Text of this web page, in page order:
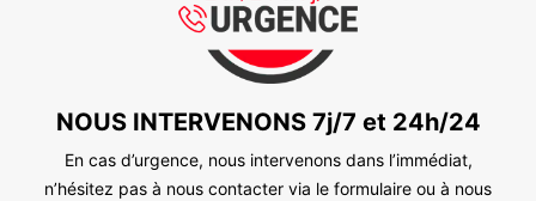
NOUS INTERVENONS 7j/7 et 24h/24
En cas d’urgence, nous intervenons dans l’immédiat,
n’hésitez pas à nous contacter via le formulaire ou à nous